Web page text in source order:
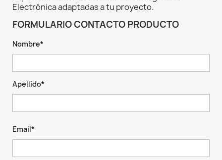
Electrónica adaptadas a tu proyecto.
FORMULARIO CONTACTO PRODUCTO
Nombre*
Apellido*
Email*